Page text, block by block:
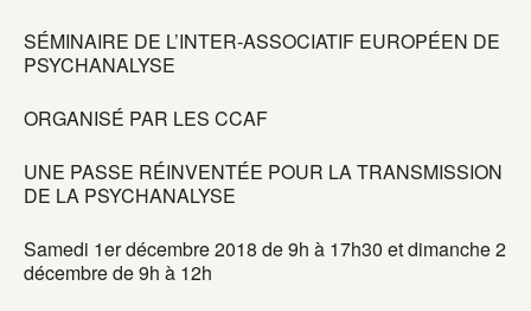
SÉMINAIRE DE L’INTER-ASSOCIATIF EUROPÉEN DE
PSYCHANALYSE
ORGANISÉ PAR LES CCAF
UNE PASSE RÉINVENTÉE POUR LA TRANSMISSION
DE LA PSYCHANALYSE
Samedi 1er décembre 2018 de 9h à 17h30 et dimanche 2
décembre de 9h à 12h